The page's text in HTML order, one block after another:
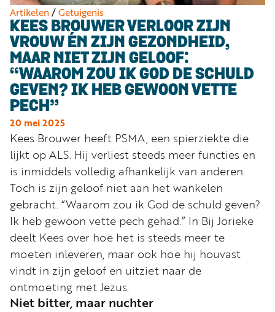
Artikelen/Getuigenis
KEES BROUWER VERLOOR ZIJN
VROUW ÉN ZIJN GEZONDHEID,
MAAR NIET ZIJN GELOOF:
“WAAROM ZOU IK GOD DE SCHULD
GEVEN? IK HEB GEWOON VETTE
PECH”
20 mei 2025
Kees Brouwer heeft PSMA, een spierziekte die
lijkt op ALS. Hij verliest steeds meer functies en
is inmiddels volledig afhankelijk van anderen.
Toch is zijn geloof niet aan het wankelen
gebracht. “Waarom zou ik God de schuld geven?
Ik heb gewoon vette pech gehad.” In Bij Jorieke
deelt Kees over hoe het is steeds meer te
moeten inleveren, maar ook hoe hij houvast
vindt in zijn geloof en uitziet naar de
ontmoeting met Jezus.
Niet bitter, maar nuchter
missie
Info
Word
nu
vriend
Businessclub
Adverteren
Winkel
Privacy
reglement
Algemene
voorwaarden